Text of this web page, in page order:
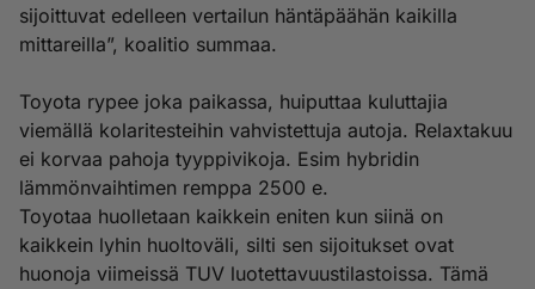
sijoittuvat edelleen vertailun häntäpäähän kaikilla
mittareilla”, koalitio summaa.
Toyota rypee joka paikassa, huiputtaa kuluttajia
viemällä kolaritesteihin vahvistettuja autoja. Relaxtakuu
ei korvaa pahoja tyyppivikoja. Esim hybridin
lämmönvaihtimen remppa 2500 e.
Toyotaa huolletaan kaikkein eniten kun siinä on
kaikkein lyhin huoltoväli, silti sen sijoitukset ovat
huonoja viimeissä TUV luotettavuustilastoissa. Tämä